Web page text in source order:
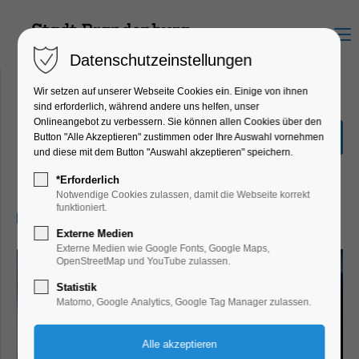
Menu
Uferkultur Open-Air-
Konzert Maria Schüritz
Konzert, Musik
Datenschutzeinstellungen
Wir setzen auf unserer Webseite Cookies ein. Einige von ihnen
sind erforderlich, während andere uns helfen, unser
Onlineangebot zu verbessern. Sie können allen Cookies über den
Button "Alle Akzeptieren" zustimmen oder Ihre Auswahl vornehmen
und diese mit dem Button "Auswahl akzeptieren" speichern.
*Erforderlich
Notwendige Cookies zulassen, damit die Webseite korrekt
funktioniert.
Externe Medien
Externe Medien wie Google Fonts, Google Maps,
OpenStreetMap und YouTube zulassen.
Statistik
Matomo, Google Analytics, Google Tag Manager zulassen.